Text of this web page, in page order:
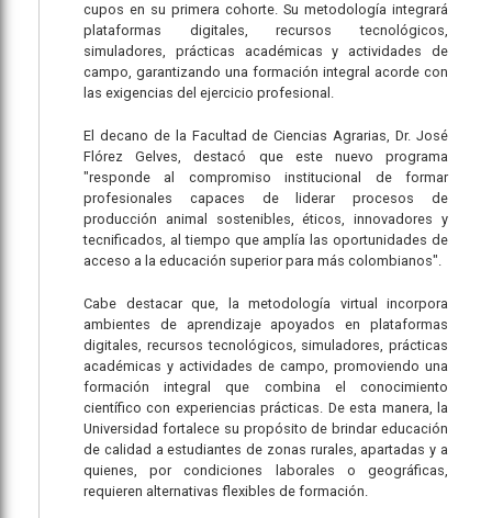
cupos en su primera cohorte. Su metodología integrará
plataformas digitales, recursos tecnológicos,
simuladores, prácticas académicas y actividades de
campo, garantizando una formación integral acorde con
las exigencias del ejercicio profesional.
El decano de la Facultad de Ciencias Agrarias, Dr. José
Flórez Gelves, destacó que este nuevo programa
"responde al compromiso institucional de formar
profesionales capaces de liderar procesos de
producción animal sostenibles, éticos, innovadores y
tecnificados, al tiempo que amplía las oportunidades de
acceso a la educación superior para más colombianos".
Cabe destacar que, la metodología virtual incorpora
ambientes de aprendizaje apoyados en plataformas
digitales, recursos tecnológicos, simuladores, prácticas
académicas y actividades de campo, promoviendo una
formación integral que combina el conocimiento
científico con experiencias prácticas. De esta manera, la
Universidad fortalece su propósito de brindar educación
de calidad a estudiantes de zonas rurales, apartadas y a
quienes, por condiciones laborales o geográficas,
requieren alternativas flexibles de formación.